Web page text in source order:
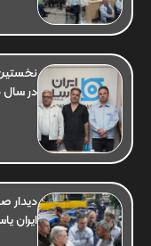
نخستین
در سال 1405 برگزار شد
دیدار
ایران